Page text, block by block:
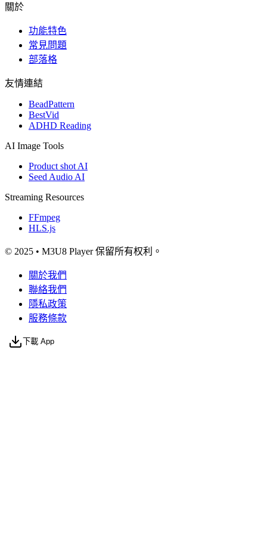
關於
功能特色
常見問題
部落格
友情連結
BeadPattern
BestVid
ADHD Reading
AI Image Tools
Product shot AI
Seed Audio AI
Streaming Resources
FFmpeg
HLS.js
© 2025 • M3U8 Player 保留所有权利。
關於我們
聯絡我們
隱私政策
服務條款
下載 App